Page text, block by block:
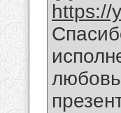
https://